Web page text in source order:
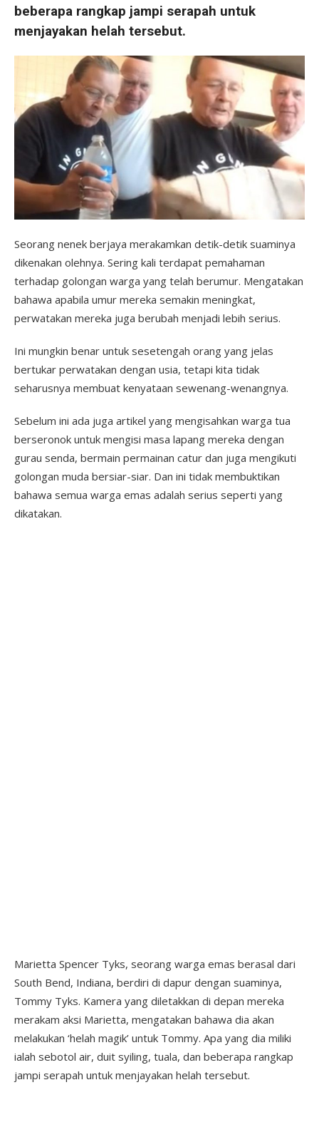
beberapa rangkap jampi serapah untuk
menjayakan helah tersebut.
Seorang nenek berjaya merakamkan detik-detik suaminya
dikenakan olehnya. Sering kali terdapat pemahaman
terhadap golongan warga yang telah berumur. Mengatakan
bahawa apabila umur mereka semakin meningkat,
perwatakan mereka juga berubah menjadi lebih serius.
Ini mungkin benar untuk sesetengah orang yang jelas
bertukar perwatakan dengan usia, tetapi kita tidak
seharusnya membuat kenyataan sewenang-wenangnya.
Sebelum ini ada juga artikel yang mengisahkan warga tua
berseronok untuk mengisi masa lapang mereka dengan
gurau senda, bermain permainan catur dan juga mengikuti
golongan muda bersiar-siar. Dan ini tidak membuktikan
bahawa semua warga emas adalah serius seperti yang
dikatakan.
Marietta Spencer Tyks, seorang warga emas berasal dari
South Bend, Indiana, berdiri di dapur dengan suaminya,
Tommy Tyks. Kamera yang diletakkan di depan mereka
merakam aksi Marietta, mengatakan bahawa dia akan
melakukan ‘helah magik’ untuk Tommy. Apa yang dia miliki
ialah sebotol air, duit syiling, tuala, dan beberapa rangkap
jampi serapah untuk menjayakan helah tersebut.